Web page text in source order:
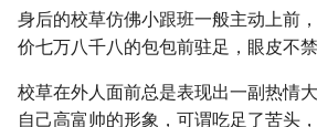
身后的校草仿佛小跟班一般主动上前
价七万八千八的包包前驻足，眼皮不禁
校草在外人面前总是表现出一副热情
自己高富帅的形象，可谓吃足了苦头